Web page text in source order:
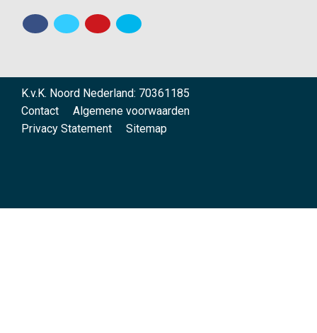
K.v.K. Noord Nederland: 70361185
Contact
Algemene voorwaarden
Privacy Statement
Sitemap